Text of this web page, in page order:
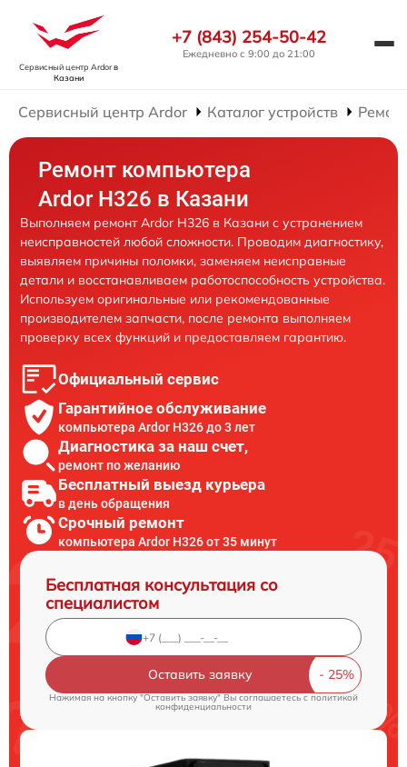
Сервисный центр Ardorв
Казани
+7 (843) 254-50-42
Ежедневно с 9:00 до 21:00
Сервисный центр Ardor Каталог устройств
Ремонт компьютера
Ardor H326 в Казани
Выполняем ремонт Ardor H326 в Казани с устранением
неисправностей любой сложности. Проводим диагностику,
выявляем причины поломки, заменяем неисправные
детали и восстанавливаем работоспособность устройства.
Используем оригинальные или рекомендованные
производителем запчасти, после ремонта выполняем
проверку всех функций и предоставляем гарантию.
Официальный сервис
Гарантийное обслуживание
компьютера Ardor H326 до 3 лет
Диагностика за наш счет,
ремонт по желанию
Бесплатный выезд курьера
в день обращения
Срочный ремонт
компьютера Ardor H326 от 35 минут
Бесплатная консультация со
специалистом
Оставить заявку
Нажимая на кнопку "Оставить заявку" Вы соглашаетесь cполитикой
конфиденциальности